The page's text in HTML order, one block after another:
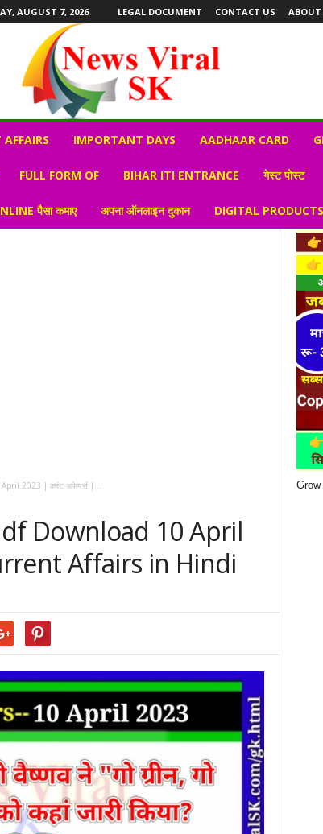
AUGUST 7, 2026 LEGAL DOCUMENT CONTACT US ABOUT
AFFAIRS IMPORTANT DAYS AADHAAR CARD
FULL FORM OF BIHAR ITI ENTRANCE गेस्ट पोस्ट
पैसा कमाए अपना ऑनलाइन दुकान DIGITAL
2023 | करंट अफेयर्स |...
Download 10 April
Affairs in Hindi